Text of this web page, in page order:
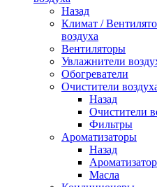
Назад
Климат /
воздуха
Вентиляторы
Увлажнители
Обогреватели
Очистители
Назад
Очистители
Фильтры
Ароматизаторы
Назад
Масла